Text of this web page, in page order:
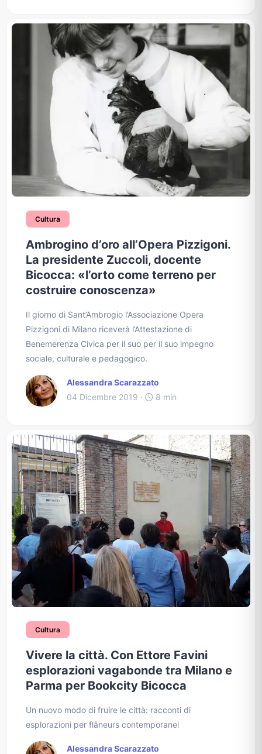
Cultura
Ambrogino d’oro all’Opera Pizzigoni.
La presidente Zuccoli, docente
Bicocca: «l’orto come terreno per
costruire conoscenza»
Il giorno di Sant’Ambrogio l’Associazione Opera
Pizzigoni di Milano riceverà l’Attestazione di
Benemerenza Civica per il suo per il suo impegno
sociale, culturale e pedagogico.
Alessandra Scarazzato
04 Dicembre 2019 ·
8 min
Cultura
Vivere la città. Con Ettore Favini
esplorazioni vagabonde tra Milano e
Parma per Bookcity Bicocca
Un nuovo modo di fruire le città: racconti di
esplorazioni per flâneurs contemporanei
Alessandra Scarazzato